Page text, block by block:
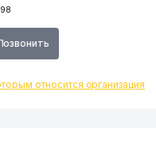
относится организация